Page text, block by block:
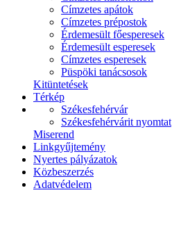
Címzetes apátok
Címzetes prépostok
Érdemesült főesperesek
Érdemesült esperesek
Címzetes esperesek
Püspöki tanácsosok
Kitüntetések
Térkép
Székesfehérvár
Székesfehérvárit nyomtat
Miserend
Linkgyűjtemény
Nyertes pályázatok
Közbeszerzés
Adatvédelem